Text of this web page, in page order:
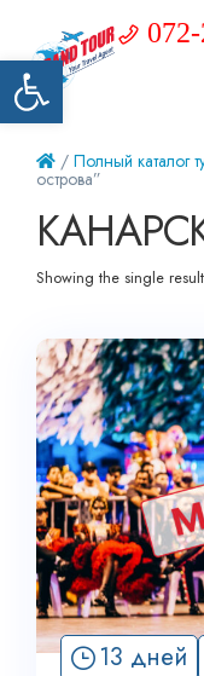
Открыть панель
/ Полный каталог
острова”
Showing the single result
13 дней